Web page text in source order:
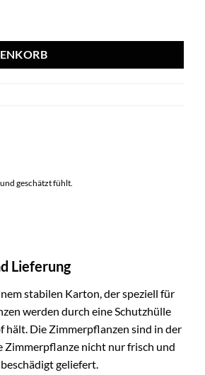
geschätzt fühlt.
Lieferung
stabilen Karton, der speziell für
werden durch eine Schutzhülle
hält. Die Zimmerpflanzen sind in der
Zimmerpflanze nicht nur frisch und
geliefert.